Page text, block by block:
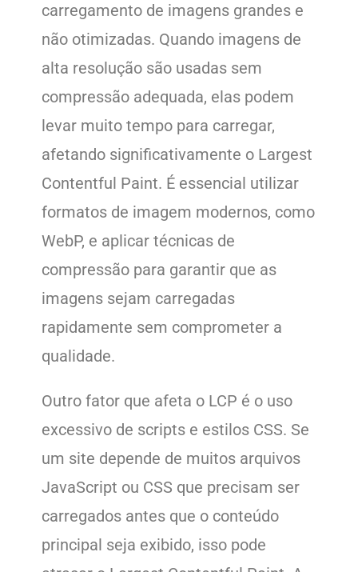
carregamento de imagens grandes e
não otimizadas. Quando imagens de
alta resolução são usadas sem
compressão adequada, elas podem
levar muito tempo para carregar,
afetando significativamente o Largest
Contentful Paint. É essencial utilizar
formatos de imagem modernos, como
WebP, e aplicar técnicas de
compressão para garantir que as
imagens sejam carregadas
rapidamente sem comprometer a
qualidade.
Outro fator que afeta o LCP é o uso
excessivo de scripts e estilos CSS. Se
um site depende de muitos arquivos
JavaScript ou CSS que precisam ser
carregados antes que o conteúdo
principal seja exibido, isso pode